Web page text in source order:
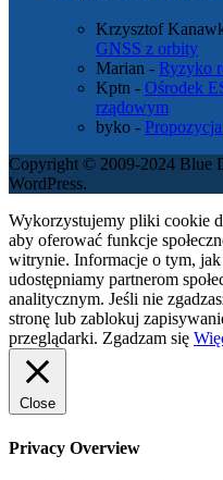
Krzysztof
GNSS z orbity
Marian - Ryzyko
Kptn - Ośrodek
rządowym
byko -
Copyright © 2009-2024 Blue
WordPress.
Wykorzystujemy pliki cookie
aby oferować funkcje
witrynie. Informacje o tym,
udostępniamy partnerom
analitycznym. Jeśli nie
stronę lub zablokuj
przeglądarki. Zgadzam się
Close
Privacy Overview